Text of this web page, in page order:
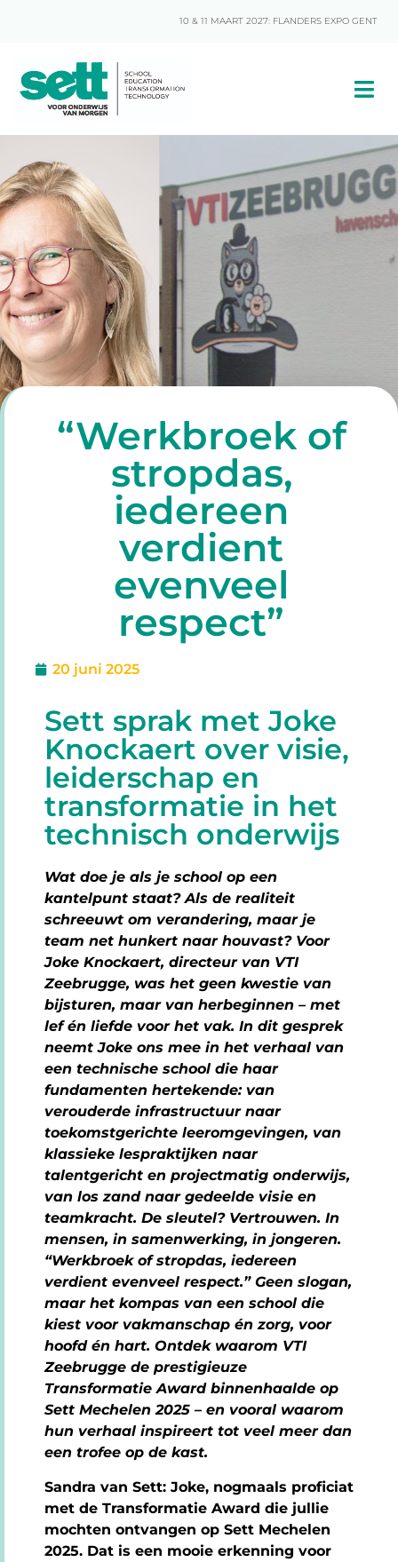
10 & 11 MAART 2027: FLANDERS EXPO GENT
“Werkbroek of
stropdas,
iedereen
verdient
evenveel
respect”
20 juni 2025
Sett sprak met Joke
Knockaert over visie,
leiderschap en
transformatie in het
technisch onderwijs
Wat doe je als je school op een
kantelpunt staat? Als de realiteit
schreeuwt om verandering, maar je
team net hunkert naar houvast? Voor
Joke Knockaert, directeur van VTI
Zeebrugge, was het geen kwestie van
bijsturen, maar van herbeginnen – met
lef én liefde voor het vak. In dit gesprek
neemt Joke ons mee in het verhaal van
een technische school die haar
fundamenten hertekende: van
verouderde infrastructuur naar
toekomstgerichte leeromgevingen, van
klassieke lespraktijken naar
talentgericht en projectmatig onderwijs,
van los zand naar gedeelde visie en
teamkracht. De sleutel? Vertrouwen. In
mensen, in samenwerking, in jongeren.
“Werkbroek of stropdas, iedereen
verdient evenveel respect.” Geen slogan,
maar het kompas van een school die
kiest voor vakmanschap én zorg, voor
hoofd én hart. Ontdek waarom VTI
Zeebrugge de prestigieuze
Transformatie Award binnenhaalde op
Sett Mechelen 2025 – en vooral waarom
hun verhaal inspireert tot veel meer dan
een trofee op de kast.
Sandra van Sett: Joke, nogmaals proficiat
met de Transformatie Award die jullie
mochten ontvangen op Sett Mechelen
2025. Dat is een mooie erkenning voor